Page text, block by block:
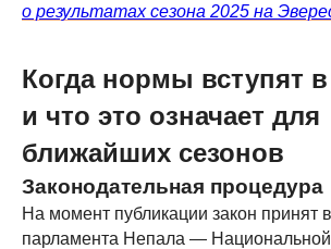
о результатах сезона 2025 на
Когда нормы вступят
и что это означает для
ближайших сезонов
Законодательная процедура
На момент публикации закон принят
парламента Непала —
+7 (985) 401-72-46
info@mountainquestexpeditions.com